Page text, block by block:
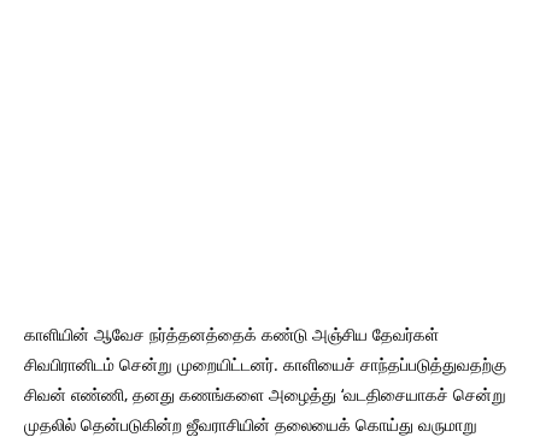
காளியின் ஆவேச நர்த்தனத்தைக் கண்டு அஞ்சிய தேவர்கள்
சிவபிரானிடம் சென்று முறையிட்டனர். காளியைச் சாந்தப்படுத்துவதற்கு
சிவன் எண்ணி, தனது கணங்களை அழைத்து ‘வடதிசையாகச் சென்று
முதலில் தென்படுகின்ற ஜீவராசியின் தலையைக் கொய்து வருமாறு